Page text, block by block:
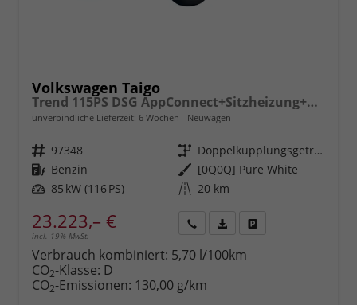
Volkswagen Taigo
Trend 115PS DSG AppConnect+Sitzheizung+PDC+Alu16+LED+DAB+FrontAssist
unverbindliche Lieferzeit: 6 Wochen Neuwagen
Fahrzeugnr. 97348 Getriebe
Doppelkupplungsgetriebe (DSG)
Kraftstoff Benzin Außenfarbe [0Q0Q] Pure White
Leistung 85 kW (116 PS) Kilometerstand 20 km
23.223,– €
incl. 19% MwSt.
anfordern
Datei,
Verbrauch kombiniert: 5,70 l/100km
CO2-Klasse: D
CO2-Emissionen: 130,00 g/km